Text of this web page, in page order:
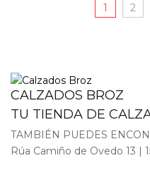
1 2
CALZADOS BROZ
TU TIENDA DE
TAMBIÉN PUEDES
Rúa Camiño de Ovedo 13 |